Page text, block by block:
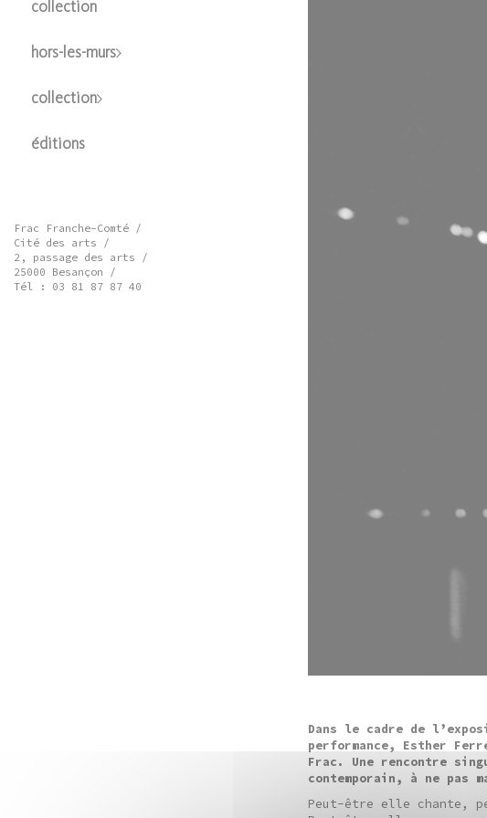
collection
hors-les-murs
collection
éditions
Frac Franche-Comté /
Cité des arts /
2, passage des arts /
25000 Besançon /
Tél : 03 81 87 87 40
Dans le cadre de
performance, Esther
Frac. Une rencontre
contemporain, à ne pas
Peut-être elle chante,